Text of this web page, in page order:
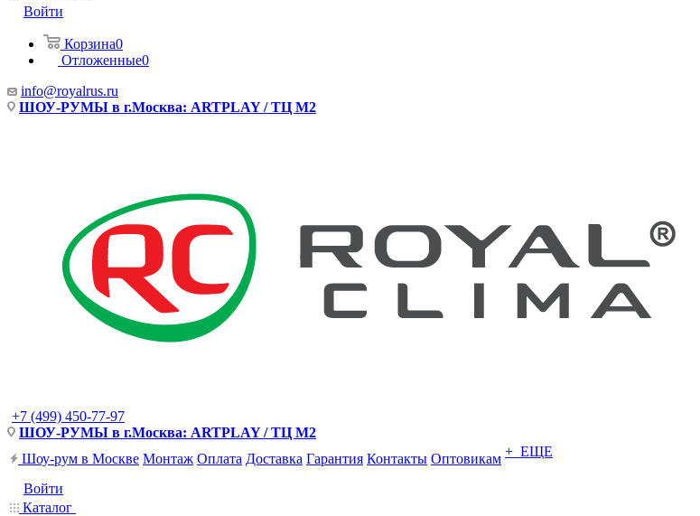
Войти
Корзина0
Отложенные0
info@royalrus.ru
ШОУ-РУМЫ в г.Москва: ARTPLAY / ТЦ М2
+7 (499) 450-77-97
ШОУ-РУМЫ в г.Москва: ARTPLAY / ТЦ М2
Шоу-рум в Москве Монтаж Оплата Доставка Гарантия Контакты Оптовикам + ЕЩЕ
Войти
Каталог